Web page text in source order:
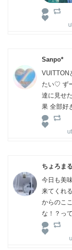
Sanpo*
VUITTON
たい♡ ず
達に見せ
果 全部好
ちょろまる
今日も美
来てくれ
からのこ
な！？っ